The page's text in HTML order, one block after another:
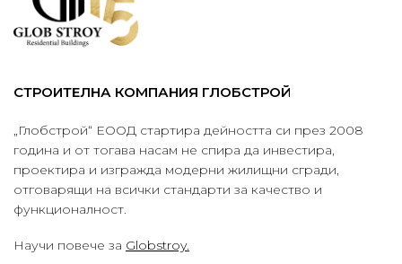
СТРОИТЕЛНА КОМПАНИЯ ГЛОБСТРОЙ
„Глобстрой“ ЕООД стартира дейността си през 2008
година и от тогава насам не спира да инвестира,
проектира и изгражда модерни жилищни сгради,
отговарящи на всички стандарти за качество и
функционалност.
Научи повече за Globstroy.